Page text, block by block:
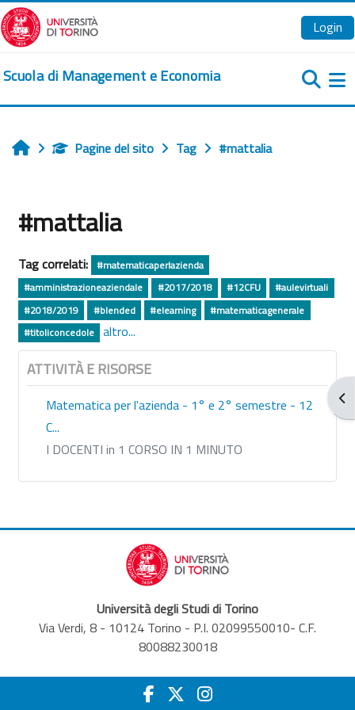
Vai al contenuto principale
Login
Scuola di Management e Economia
HomePagine del sito Tag #mattalia
#mattalia
Tag correlati: #matematicaperlazienda
#amministrazioneaziendale
#2017/2018 #12CFU
#aulevirtuali
#2018/2019
#blended #elearning
#matematicagenerale
#titoliconcedole altro...
ATTIVITÀ E RISORSE
Matematica per l'azienda - 1° e 2° semestre - 12
C...
I DOCENTI in 1 CORSO IN 1 MINUTO
Università degli Studi di Torino
Via Verdi, 8 - 10124 Torino - P.I. 02099550010- C.F.
80088230018